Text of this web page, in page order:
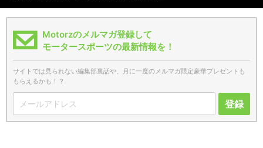
Motorzのメルマガ登録して
モータースポーツの最新情報を！
サイトでは見られない編集部裏話や、月に一度のメルマガ限定豪華プレゼントも
もらえるかも！？
登録